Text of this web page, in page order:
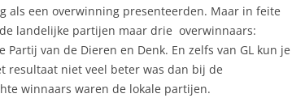
als een overwinning presenteerden. Maar in feite
landelijke partijen maar drie overwinnaars:
Partij van de Dieren en Denk. En zelfs van GL kun je
resultaat niet veel beter was dan bij de
winnaars waren de lokale partijen.